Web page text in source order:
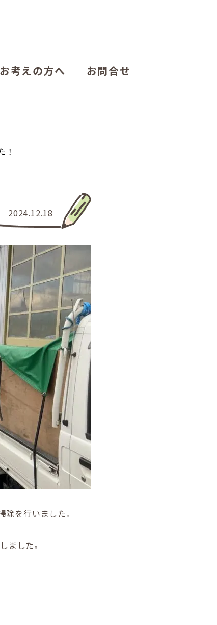
考えの方へ お問合せ
！
2024.12.18
を行いました。
ました。